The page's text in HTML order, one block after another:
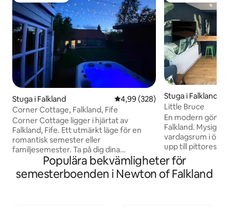
Stuga i Falkland 4,99 av 5 i genomsnittligt
4,99 (328)
Corner Cottage, Falkland, Fife
Corner Cottage ligger i hjärtat av
Falkland, Fife. Ett utmärkt läge för en
romantisk semester eller
familjesemester. Ta på dig dina
vandringsskor och utforska den
omgivande naturen såsom Maspie Den,
Lomond Hills och den historiska Falkland
Stuga i Falkland
Little Bruce
En modern
Falkland. Mysigt
vardagsrum i
upp till pittoreska
tillgång till lokal
promenader på
för att besöka de
Populära bekvämligheter för
semesterboenden i Newton of Falkland